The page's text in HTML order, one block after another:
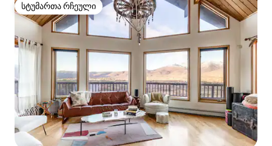
სტუმართა რჩეული
სტუმართა რჩეული